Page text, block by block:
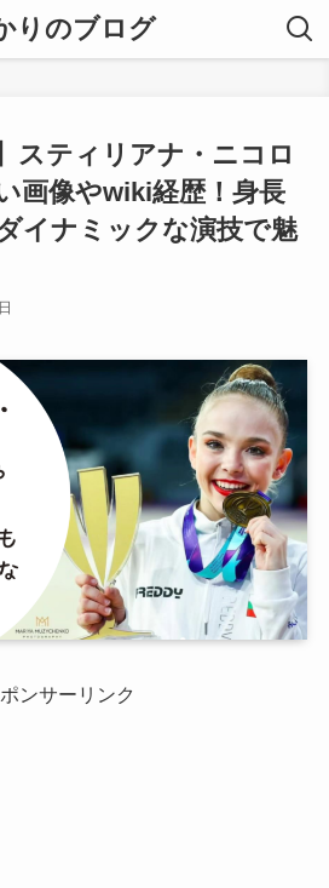
りのブログ
スティリアナ・ニコロ
画像やwiki経歴！身長
イナミックな演技で魅
ンサーリンク